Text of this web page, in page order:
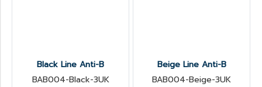
Black Line Anti-B
BAB004-Black-3UK
Beige Line Anti-B
BAB004-Beige-3UK